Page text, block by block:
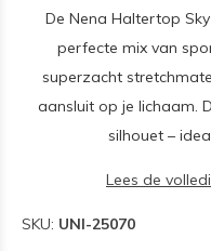
De Nena Haltertop
perfecte mix van
superzacht
aansluit op je lichaam.
silhouet –
Lees de
SKU: UNI-25070